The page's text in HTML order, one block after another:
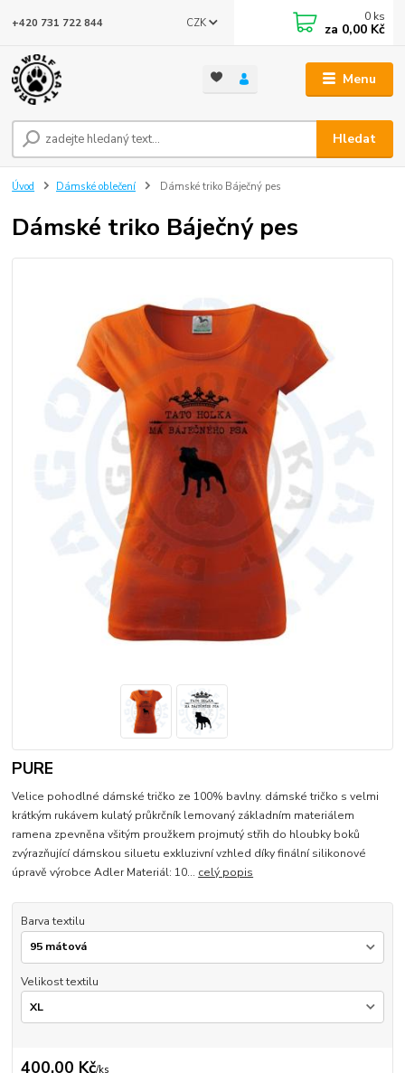
Menu
CZK
Hledat
+420 731 722 844 0 ks
za 0,00 Kč
Úvod Dámské oblečení Dámské triko Báječný pes
Dámské triko Báječný pes
PURE
Velice pohodlné dámské tričko ze 100% bavlny. dámské tričko s velmi
krátkým rukávem kulatý průkrčník lemovaný základním materiálem
ramena zpevněna všitým proužkem projmutý střih do hloubky boků
zvýrazňující dámskou siluetu exkluzivní vzhled díky finální silikonové
úpravě výrobce Adler Materiál: 10... celý popis
Barva textilu
Velikost textilu
400,00 Kč/ks